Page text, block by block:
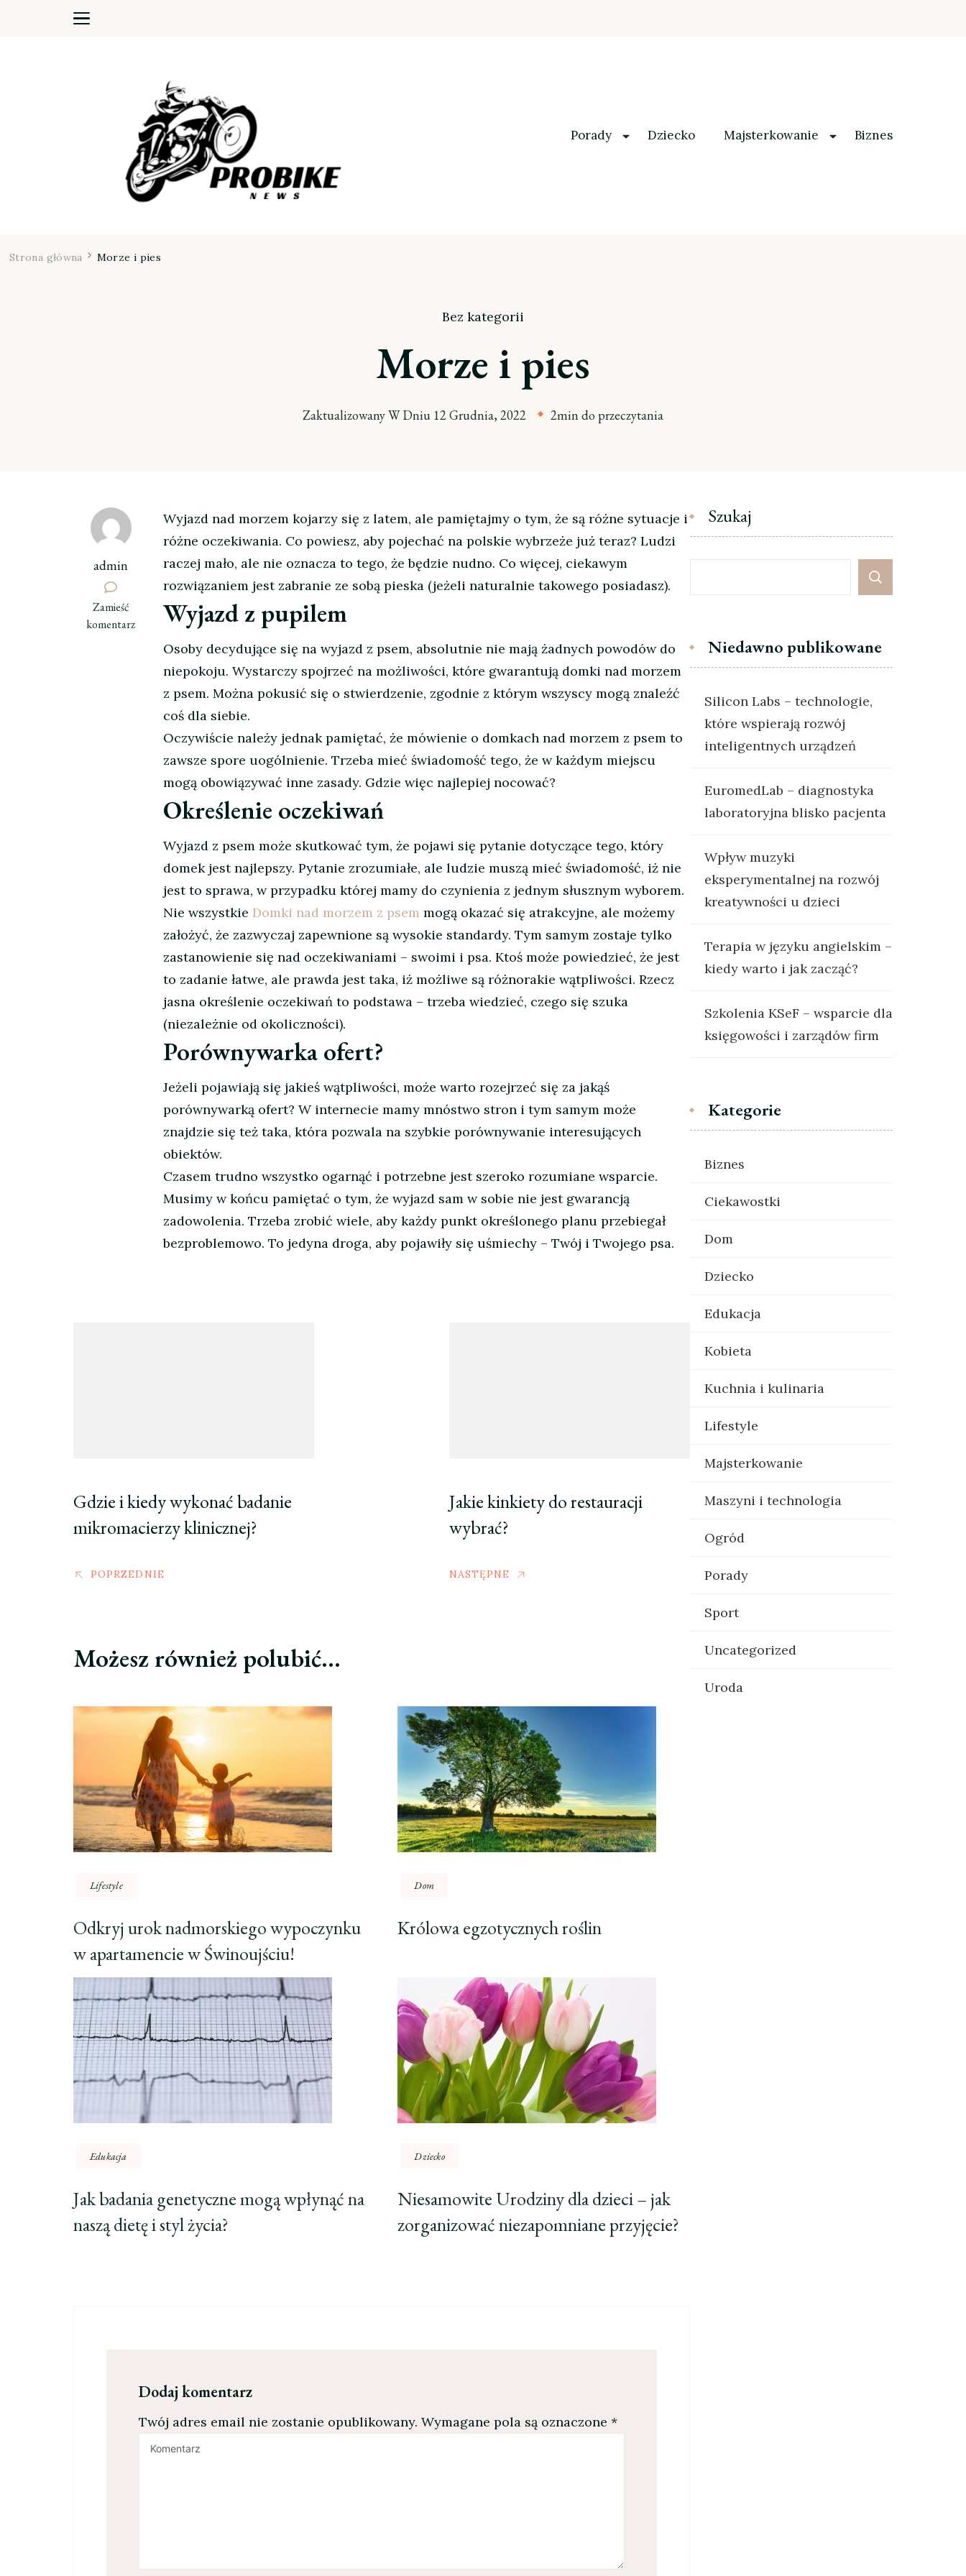
Porady Dziecko Majsterkowanie Biznes
Strona główna Morze i pies
Bez kategorii
Morze i pies
Zaktualizowany W Dniu 12 Grudnia, 2022 2min do przeczytania
admin
Zamieść
komentarz
we
wpisie
Wyjazd nad morzem kojarzy się z latem, ale pamiętajmy o tym, że są różne sytuacje i
różne oczekiwania. Co powiesz, aby pojechać na polskie wybrzeże już teraz? Ludzi
raczej mało, ale nie oznacza to tego, że będzie nudno. Co więcej, ciekawym
rozwiązaniem jest zabranie ze sobą pieska (jeżeli naturalnie takowego posiadasz).
Wyjazd z pupilem
Osoby decydujące się na wyjazd z psem, absolutnie nie mają żadnych powodów do
niepokoju. Wystarczy spojrzeć na możliwości, które gwarantują domki nad morzem
z psem. Można pokusić się o stwierdzenie, zgodnie z którym wszyscy mogą znaleźć
coś dla siebie.
Oczywiście należy jednak pamiętać, że mówienie o domkach nad morzem z psem to
zawsze spore uogólnienie. Trzeba mieć świadomość tego, że w każdym miejscu
mogą obowiązywać inne zasady. Gdzie więc najlepiej nocować?
Określenie oczekiwań
Wyjazd z psem może skutkować tym, że pojawi się pytanie dotyczące tego, który
domek jest najlepszy. Pytanie zrozumiałe, ale ludzie muszą mieć świadomość, iż nie
jest to sprawa, w przypadku której mamy do czynienia z jednym słusznym wyborem.
Nie wszystkie Domki nad morzem z psem mogą okazać się atrakcyjne, ale możemy
założyć, że zazwyczaj zapewnione są wysokie standardy. Tym samym zostaje tylko
zastanowienie się nad oczekiwaniami – swoimi i psa. Ktoś może powiedzieć, że jest
to zadanie łatwe, ale prawda jest taka, iż możliwe są różnorakie wątpliwości. Rzecz
jasna określenie oczekiwań to podstawa – trzeba wiedzieć, czego się szuka
(niezależnie od okoliczności).
Porównywarka ofert?
Jeżeli pojawiają się jakieś wątpliwości, może warto rozejrzeć się za jakąś
porównywarką ofert? W internecie mamy mnóstwo stron i tym samym może
znajdzie się też taka, która pozwala na szybkie porównywanie interesujących
obiektów.
Czasem trudno wszystko ogarnąć i potrzebne jest szeroko rozumiane wsparcie.
Musimy w końcu pamiętać o tym, że wyjazd sam w sobie nie jest gwarancją
zadowolenia. Trzeba zrobić wiele, aby każdy punkt określonego planu przebiegał
bezproblemowo. To jedyna droga, aby pojawiły się uśmiechy – Twój i Twojego psa.
Gdzie i kiedy wykonać badanie
mikromacierzy klinicznej?
POPRZEDNIE
Jakie kinkiety do restauracji
wybrać?
NASTĘPNE
Możesz również polubić…
Lifestyle
Odkryj urok nadmorskiego wypoczynku
w apartamencie w Świnoujściu!
Dom
Królowa egzotycznych roślin
Edukacja
Jak badania genetyczne mogą wpłynąć na
naszą dietę i styl życia?
Dziecko
Niesamowite Urodziny dla dzieci – jak
zorganizować niezapomniane przyjęcie?
Dodaj komentarz
Twój adres email nie zostanie opublikowany. Wymagane pola są oznaczone *
Szukaj
Niedawno publikowane
Silicon Labs – technologie,
które wspierają rozwój
inteligentnych urządzeń
EuromedLab – diagnostyka
laboratoryjna blisko pacjenta
Wpływ muzyki
eksperymentalnej na rozwój
kreatywności u dzieci
Terapia w języku angielskim –
kiedy warto i jak zacząć?
Szkolenia KSeF – wsparcie dla
księgowości i zarządów firm
Kategorie
Biznes
Ciekawostki
Dom
Dziecko
Edukacja
Kobieta
Kuchnia i kulinaria
Lifestyle
Majsterkowanie
Maszyni i technologia
Ogród
Porady
Sport
Uncategorized
Uroda